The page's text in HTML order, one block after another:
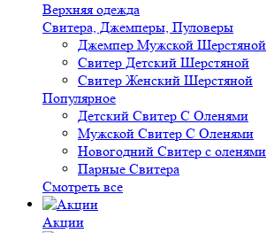
Верхняя одежда
Свитера, Джемперы, Пуловеры
Джемпер Мужской Шерстяной
Свитер Детский Шерстяной
Свитер Женский Шерстяной
Популярное
Детский Свитер С Оленями
Мужской Свитер С Оленями
Новогодний Свитер с оленями
Парные Свитера
Смотреть все
Акции